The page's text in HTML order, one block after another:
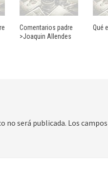
Comentarios padre
>Joaquin Allendes
Qué
no será publicada. Los